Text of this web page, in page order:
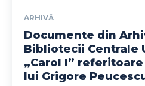
ARHIVĂ
Documente din
Bibliotecii Centrale
„Carol I”
lui Grigore